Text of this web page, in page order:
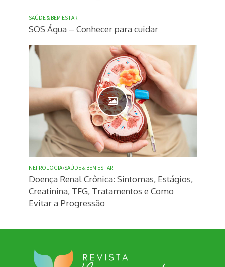
SAÚDE & BEM ESTAR
SOS Água – Conhecer para cuidar
NEFROLOGIA•SAÚDE & BEM ESTAR
Doença Renal Crônica: Sintomas, Estágios,
Creatinina, TFG, Tratamentos e Como
Evitar a Progressão